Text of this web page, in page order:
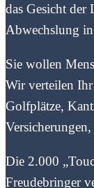
das Gesicht der
Abwechslung
Sie wollen
Wir verteilen
Golfplätze,
Die 2.000
Freudebringer